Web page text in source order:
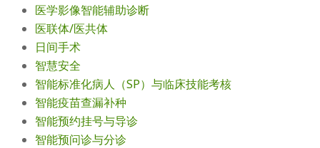
医学影像智能辅助诊断
医联体/医共体
日间手术
智慧安全
智能标准化病人（SP）与临床技能考核
智能疫苗查漏补种
智能预约挂号与导诊
智能预问诊与分诊